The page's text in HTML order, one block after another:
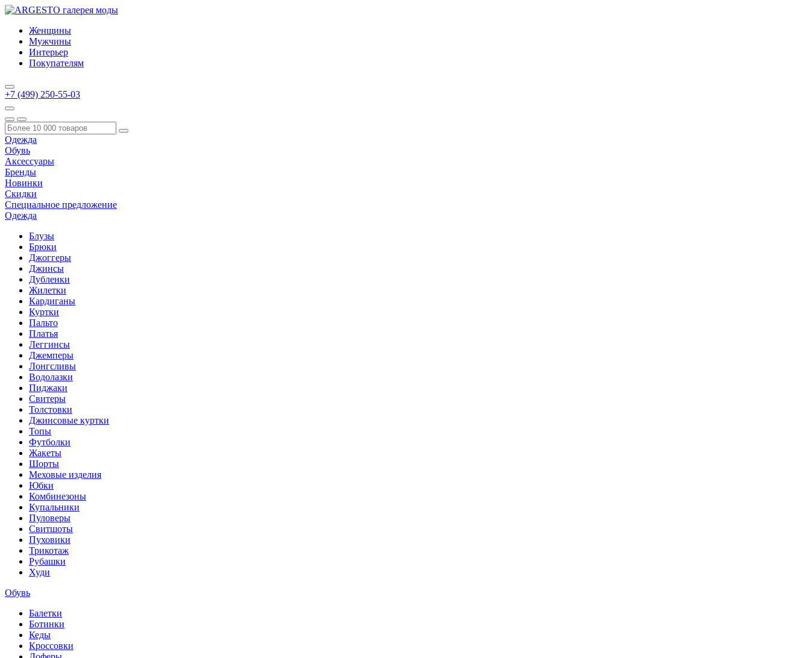
Женщины
Мужчины
Интерьер
Покупателям
+7 (499) 250-55-03
Одежда
Обувь
Аксессуары
Бренды
Новинки
Скидки
Специальное предложение
Одежда
Блузы
Брюки
Джоггеры
Джинсы
Дубленки
Жилетки
Кардиганы
Куртки
Пальто
Платья
Леггинсы
Джемперы
Лонгсливы
Водолазки
Пиджаки
Свитеры
Толстовки
Джинсовые куртки
Топы
Футболки
Жакеты
Шорты
Меховые изделия
Юбки
Комбинезоны
Купальники
Пуловеры
Свитшоты
Пуховики
Трикотаж
Рубашки
Худи
Обувь
Балетки
Ботинки
Кеды
Кроссовки